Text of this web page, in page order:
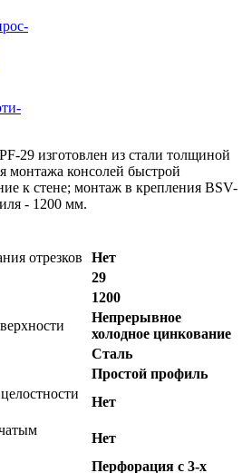
29 изготовлен из стали толщиной
монтажа консолей быстрой
к стене; монтаж в крепления BSV-
- 1200 мм.
отрезков
Нет
29
1200
Непрерывное
холодное цинкование
Сталь
Простой профиль
Нет
Нет
Перфорация с 3-х